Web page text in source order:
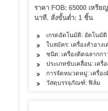
ราคา FOB: 65000 เหรีย
นาที. สั่งขั้นต่ำ: 1 ชิ้น
เกรดอัตโนมัติ: อัตโนมัติ
ใบสมัคร: เครื่องสำอ
ชนิด: เครื่องติดฉลากกา
ประเภทขับเคลื่อน: เครื่
การจัดหมวดหมู่: เครื่อ
วัสดุบรรจุภัณฑ์: ฟิล์ม